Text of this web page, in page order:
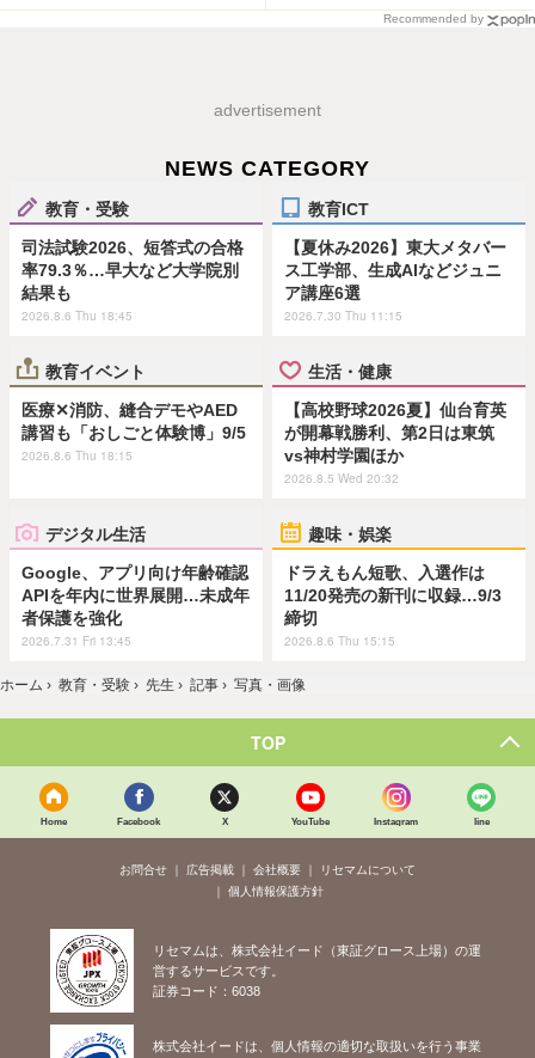
Recommended by
advertisement
NEWS CATEGORY
教育・受験
司法試験2026、短答式の合格
率79.3％…早大など大学院別
結果も
2026.8.6 Thu 18:45
教育ICT
【夏休み2026】東大メタバー
ス工学部、生成AIなどジュニ
ア講座6選
2026.7.30 Thu 11:15
教育イベント
医療✕消防、縫合デモやAED
講習も「おしごと体験博」9/5
2026.8.6 Thu 18:15
生活・健康
【高校野球2026夏】仙台育英
が開幕戦勝利、第2日は東筑
vs神村学園ほか
2026.8.5 Wed 20:32
デジタル生活
Google、アプリ向け年齢確認
APIを年内に世界展開…未成年
者保護を強化
2026.7.31 Fri 13:45
趣味・娯楽
ドラえもん短歌、入選作は
11/20発売の新刊に収録…9/3
締切
2026.8.6 Thu 15:15
ホーム › 教育・受験 › 先生 › 記事 › 写真・画像
TOP
Home Facebook X YouTube Instagram line
お問合せ 広告掲載 会社概要
リセマムについて
個人情報保護方針
リセマムは、株式会社イード（東証グロース上場）の運
営するサービスです。
証券コード：6038
株式会社イードは、個人情報の適切な取扱いを行う事業